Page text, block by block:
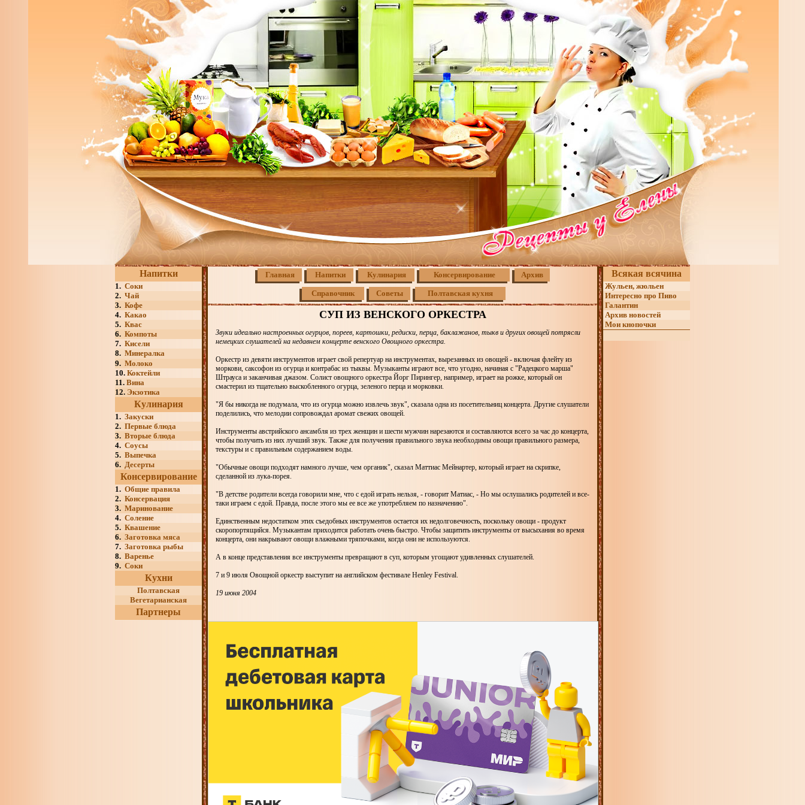
Напитки
1. Соки
2. Чай
3. Кофе
4. Какао
5. Квас
6. Компоты
7. Кисели
8. Минералка
9. Молоко
10. Коктейли
11. Вина
12. Экзотика
Кулинария
1. Закуски
2. Первые блюда
3. Вторые блюда
4. Соусы
5. Выпечка
6. Десерты
Консервирование
1. Общие правила
2. Консервация
3. Маринование
4. Соление
5. Квашение
6. Заготовка мяса
7. Заготовка рыбы
8. Варенье
9. Соки
Кухни
Полтавская
Вегетарианская
Партнеры
Главная Напитки Кулинария Консервирование Архив
Справочник Советы Полтавская кухня
СУП ИЗ ВЕНСКОГО ОРКЕСТРА
Звуки идеально настроенных огурцов, пореев, картошки, редиски, перца, баклажанов, тыкв и других овощей потрясли
немецких слушателей на недавнем концерте венского Овощного оркестра.
Оркестр из девяти инструментов играет свой репертуар на инструментах, вырезанных из овощей - включая флейту из
моркови, саксофон из огурца и контрабас из тыквы. Музыканты играют все, что угодно, начиная с "Радецкого марша"
Штрауса и заканчивая джазом. Солист овощного оркестра Йорг Пирингер, например, играет на рожке, который он
смастерил из тщательно выскобленного огурца, зеленого перца и морковки.
"Я бы никогда не подумала, что из огурца можно извлечь звук", сказала одна из посетительниц концерта. Другие слушатели
поделились, что мелодии сопровождал аромат свежих овощей.
Инструменты австрийского ансамбля из трех женщин и шести мужчин нарезаются и составляются всего за час до концерта,
чтобы получить из них лучший звук. Также для получения правильного звука необходимы овощи правильного размера,
текстуры и с правильным содержанием воды.
"Обычные овощи подходят намного лучше, чем органик", сказал Маттиас Мейнартер, который играет на скрипке,
сделанной из лука-порея.
"В детстве родители всегда говорили мне, что с едой играть нельзя, - говорит Матиас, - Но мы ослушались родителей и все-
таки играем с едой. Правда, после этого мы ее все же употребляем по назначению".
Единственным недостатком этих съедобных инструментов остается их недолговечность, поскольку овощи - продукт
скоропортящийся. Музыкантам приходится работать очень быстро. Чтобы защитить инструменты от высыхания во время
концерта, они накрывают овощи влажными тряпочками, когда они не используются.
А в конце представления все инструменты превращают в суп, которым угощают удивленных слушателей.
7 и 9 июля Овощной оркестр выступит на английском фестивале Henley Festival.
19 июня 2004
Всякая всячина
Жульен, жюльен
Интересно про Пиво
Галантин
Архив новостей
Мои кнопочки